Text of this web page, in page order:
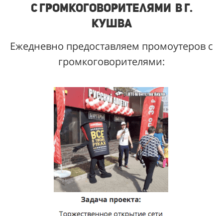
с громкоговорителями в г.
Кушва
Ежедневно предоставляем промоутеров с
громкоговорителями: